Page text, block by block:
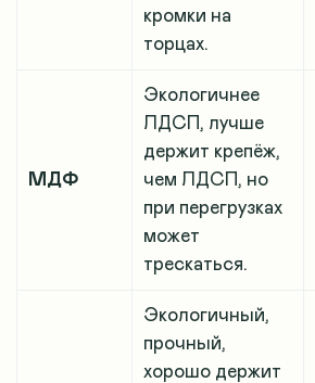
кромки на
торцах.
МДФ
Экологичнее
ЛДСП, лучше
держит крепёж,
чем ЛДСП, но
при перегрузках
может
трескаться.
Экологичный,
прочный,
хорошо держит